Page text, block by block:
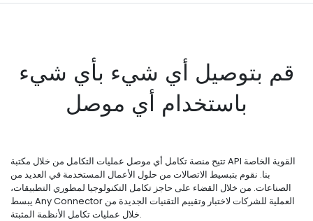
قم بتوصيل أي شيء بأي شيء
باستخدام أي موصل
تتيح منصة تكامل أي موصل عمليات التكامل من خلال مكتبة API القوية الخاصة
بنا. نقوم بتبسيط الاتصالات من حلول الأعمال المستخدمة في العديد من
الصناعات. من خلال القضاء على حاجز تكامل التكنولوجيا لمطوري التطبيقات،
يبسط Any Connector العملية للشركات لاختبار وتقييم التقنيات الجديدة من
خلال عمليات تكامل الأنظمة المثبتة.